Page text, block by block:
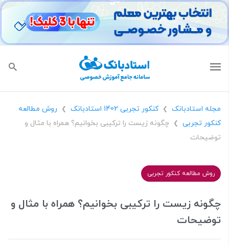
مجله استادبانک ❯ کنکور تجربی 1402 استادبانک ❯
روش مطالعه
کنکور تجربی
❯
چگونه زیست را ترکیبی بخوانیم؟ همراه با مثال و
توضیحات
روش مطالعه کنکور تجربی
چگونه زیست را ترکیبی بخوانیم؟ همراه با مثال و
توضیحات